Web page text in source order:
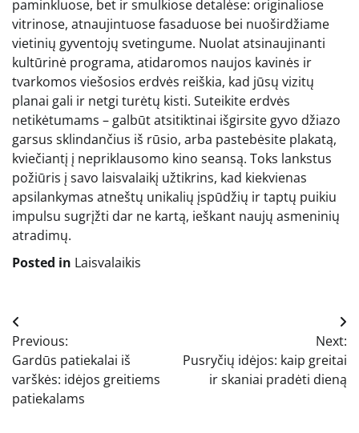
paminkluose, bet ir smulkiose detalėse: originaliose
vitrinose, atnaujintuose fasaduose bei nuoširdžiame
vietinių gyventojų svetingume. Nuolat atsinaujinanti
kultūrinė programa, atidaromos naujos kavinės ir
tvarkomos viešosios erdvės reiškia, kad jūsų vizitų
planai gali ir netgi turėtų kisti. Suteikite erdvės
netikėtumams – galbūt atsitiktinai išgirsite gyvo džiazo
garsus sklindančius iš rūsio, arba pastebėsite plakatą,
kviečiantį į nepriklausomo kino seansą. Toks lankstus
požiūris į savo laisvalaikį užtikrins, kad kiekvienas
apsilankymas atneštų unikalių įspūdžių ir taptų puikiu
impulsu sugrįžti dar ne kartą, ieškant naujų asmeninių
atradimų.
Posted in Laisvalaikis
Navigacija
tarp
įrašų
Previous:
Gardūs patiekalai iš
varškės: idėjos greitiems
patiekalams
Next:
Pusryčių idėjos: kaip greitai
ir skaniai pradėti dieną